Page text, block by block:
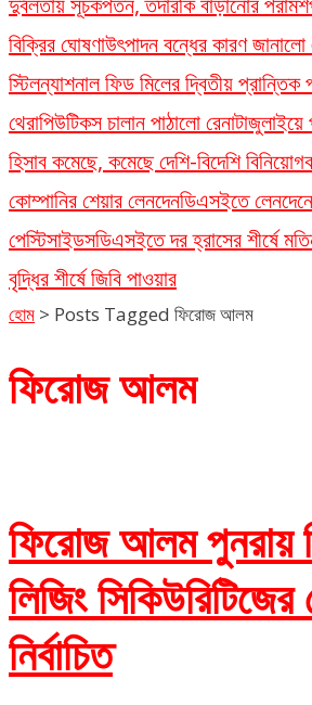
বিক্রির ঘোষণাউৎপাদন বন্ধের কারণ
স্টিলন্যাশনাল ফিড মিলের দ্বিতীয় প্রান্তিক
থেরাপিউটিকস চালান পাঠালো রেনাটাজুলাইয়ে
হিসাব কমেছে, কমেছে দেশি-বিদেশি
কোম্পানির শেয়ার লেনদেনডিএসইতে
পেস্টিসাইডসডিএসইতে দর হ্রাসের শীর্ষে
বৃদ্ধির শীর্ষে জিবি পাওয়ার
হোম > Posts Tagged ফিরোজ আলম
ফিরোজ আলম
ফিরোজ আলম পুনরায়
লিজিং সিকিউরিটিজের
নির্বাচিত